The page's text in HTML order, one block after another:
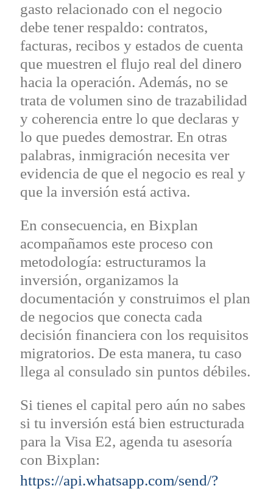
gasto relacionado con el negocio
debe tener respaldo: contratos,
facturas, recibos y estados de cuenta
que muestren el flujo real del dinero
hacia la operación. Además, no se
trata de volumen sino de trazabilidad
y coherencia entre lo que declaras y
lo que puedes demostrar. En otras
palabras, inmigración necesita ver
evidencia de que el negocio es real y
que la inversión está activa.
En consecuencia, en Bixplan
acompañamos este proceso con
metodología: estructuramos la
inversión, organizamos la
documentación y construimos el plan
de negocios que conecta cada
decisión financiera con los requisitos
migratorios. De esta manera, tu caso
llega al consulado sin puntos débiles.
Si tienes el capital pero aún no sabes
si tu inversión está bien estructurada
para la Visa E2, agenda tu asesoría
con Bixplan:
https://api.whatsapp.com/send/?